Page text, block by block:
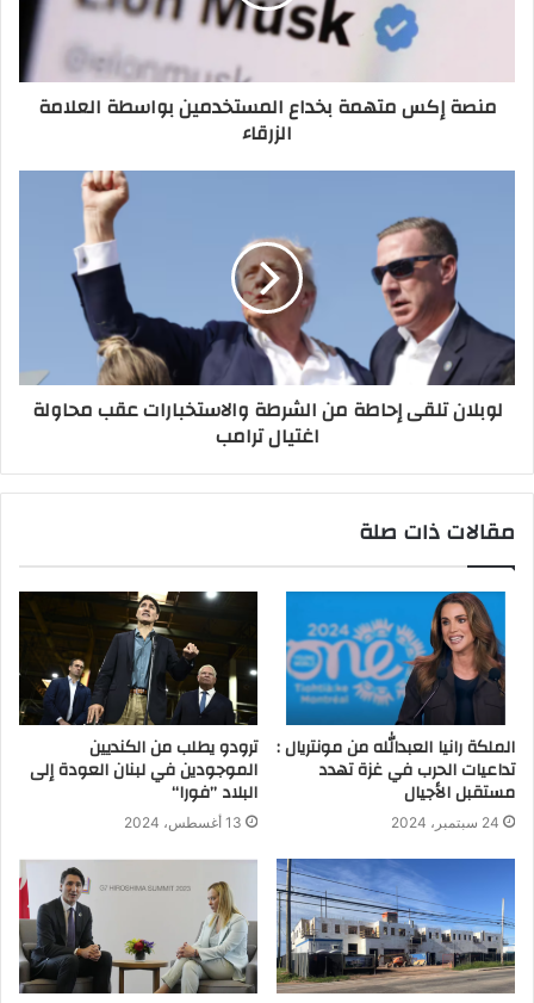
منصة إكس متهمة بخداع المستخدمين بواسطة العلامة
الزرقاء
لوبلان تلقى إحاطة من الشرطة والاستخبارات عقب محاولة
اغتيال ترامب
مقالات ذات صلة
الملكة رانيا العبدالله من مونتريال :
تداعيات الحرب في غزة تهدد
مستقبل الأجيال
24 سبتمبر، 2024
ترودو يطلب من الكنديين
الموجودين في لبنان العودة إلى
البلاد ’’فورا‘‘
13 أغسطس، 2024